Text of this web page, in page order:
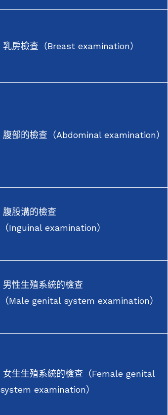
乳房檢查（Breast examination）
腹部的檢查（Abdominal examination）
腹股溝的檢查
（Inguinal examination）
男性生殖系統的檢查
（Male genital system examination）
女生生殖系統的檢查（Female genital
system examination）